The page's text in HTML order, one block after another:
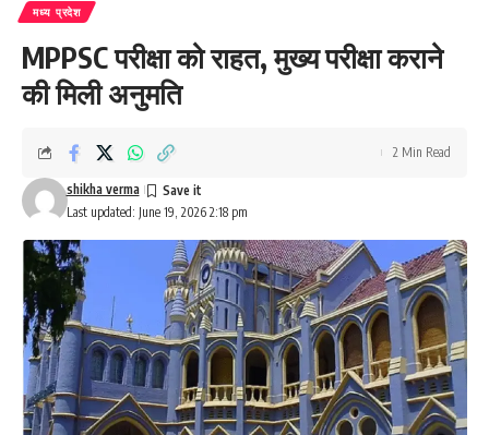
मध्य प्रदेश
MPPSC परीक्षा को राहत, मुख्य परीक्षा कराने
की मिली अनुमति
Last updated: June 19, 2026 2:18 pm
shikha verma
2 Min Read